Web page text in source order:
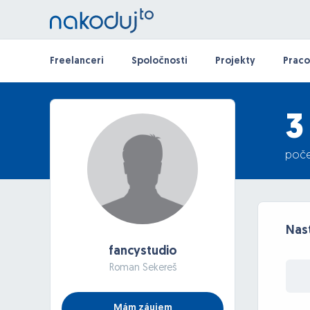
Freelanceri Spoločnosti Projekty
3
fancystudio
Roman Sekereš